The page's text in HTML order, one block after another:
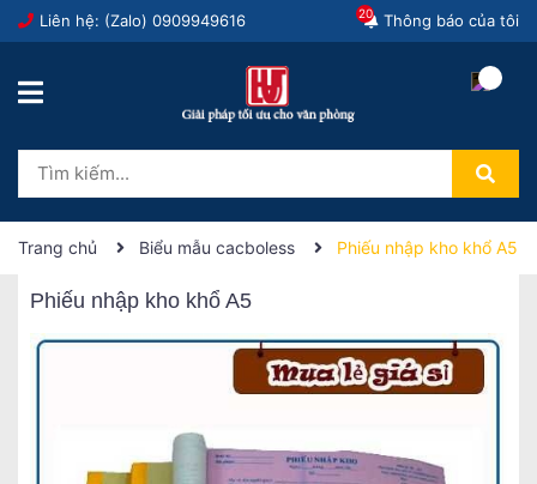
Liên hệ: (Zalo) 0909949616 Thông báo của tôi
20
Trang chủ Biểu mẫu cacboless Phiếu nhập kho khổ A5
Phiếu nhập kho khổ A5